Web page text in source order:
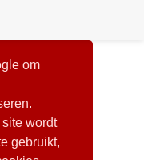
om
site wordt
gebruikt,